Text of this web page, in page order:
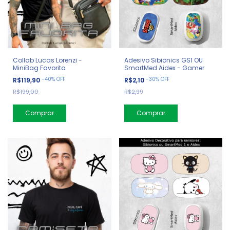
Collab Lucas Lorenzi -
MiniBag Favorita
R$119,90 -40% OFF
R$199,00
Adesivo Sibionics GS1 OU
SmartMed Aidex - Gamer
R$2,10 -30% OFF
R$2,99